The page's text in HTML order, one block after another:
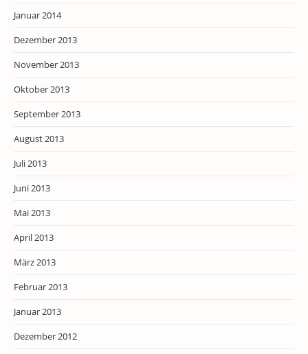
Januar 2014
Dezember 2013
November 2013
Oktober 2013
September 2013
August 2013
Juli 2013
Juni 2013
Mai 2013
April 2013
März 2013
Februar 2013
Januar 2013
Dezember 2012